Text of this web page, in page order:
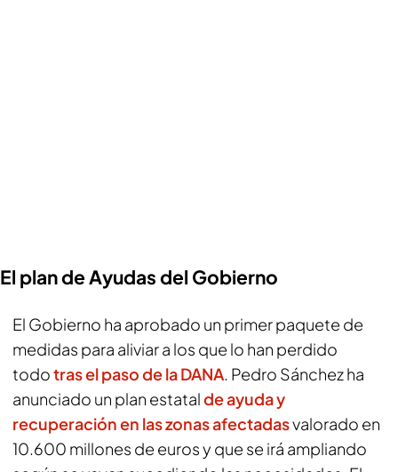
El plan de Ayudas del Gobierno
El Gobierno ha aprobado un primer paquete de
medidas para aliviar a los que lo han perdido
todotras el paso de la DANA. Pedro Sánchez ha
anunciado un plan estatalde ayuda y
recuperación en las zonas afectadasvalorado en
10.600 millones de euros y que se irá ampliando